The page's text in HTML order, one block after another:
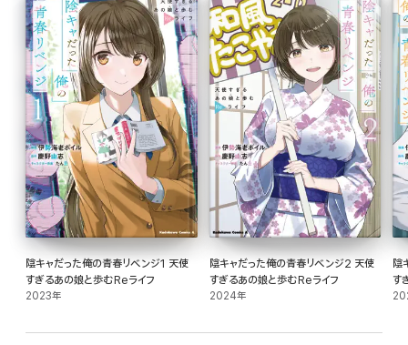
陰キャだった俺の青春リベンジ1 天使
すぎるあの娘と歩むReライフ
2023年
陰キャだった俺の青春リベンジ2 天使
すぎるあの娘と歩むReライフ
2024年
陰
す